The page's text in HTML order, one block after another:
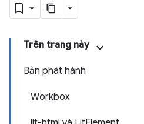
Trên trang này
Bản phát hành
Workbox